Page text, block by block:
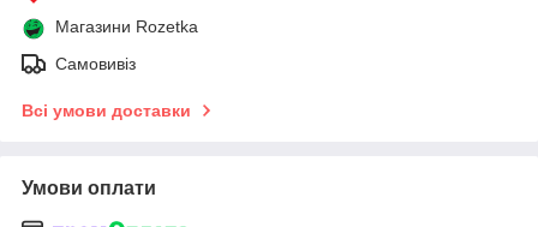
Магазини Rozetka
Самовивіз
Всі умови доставки
Умови оплати